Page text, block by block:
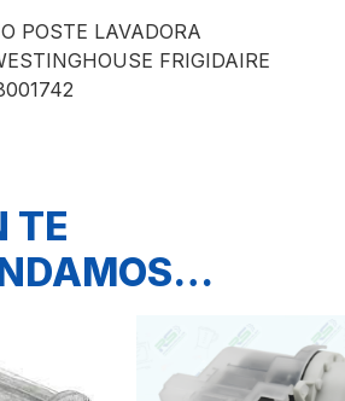
POSTE LAVADORA
FRIGIDAIRE
TE